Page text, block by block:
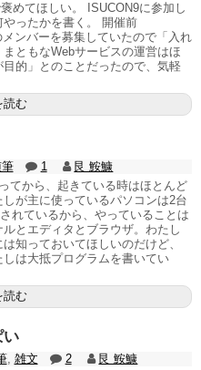
めてほしい。 ISUCON9に参加し
ったかを書く。 開催前
ンバーを募集していたので「入れ
ともなWebサービスの運営はほ
的」とのことだったので、気軽
読む
1
艮 鮟鱇
てから、起きている時はほとんど
が主に使っているパソコンは2台
れているから、やっていることは
とエディタとブラウザ。わたし
知っておいてほしいのだけど、
は大抵プログラムを書いてい
読む
い
, 雑文 2
艮 鮟鱇